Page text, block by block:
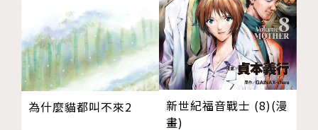
為什麼貓都叫不來2
新世紀福音戰士 (8)(漫
畫)